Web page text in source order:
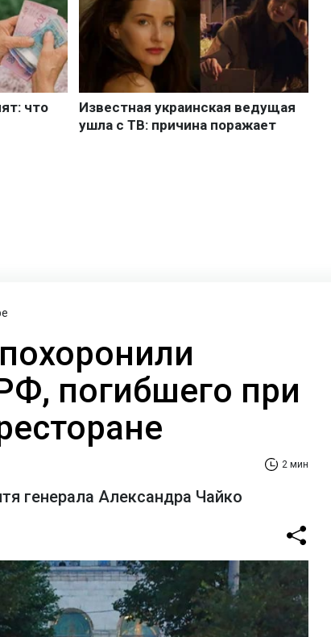
погибшего при
2 мин
генерала Александра Чайко